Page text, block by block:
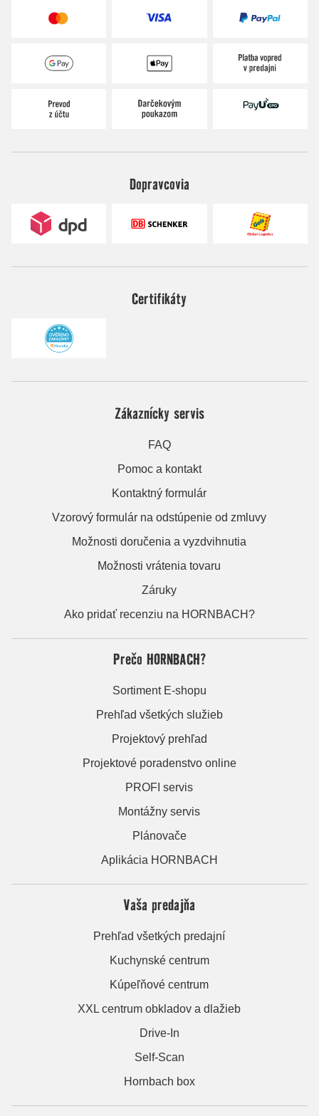
Dopravcovia
Certifikáty
Zákaznícky servis
FAQ
Pomoc a kontakt
Kontaktný formulár
Vzorový formulár na odstúpenie od zmluvy
Možnosti doručenia a vyzdvihnutia
Možnosti vrátenia tovaru
Záruky
Ako pridať recenziu na HORNBACH?
Prečo HORNBACH?
Sortiment E-shopu
Prehľad všetkých služieb
Projektový prehľad
Projektové poradenstvo online
PROFI servis
Montážny servis
Plánovače
Aplikácia HORNBACH
Vaša predajňa
Prehľad všetkých predajní
Kuchynské centrum
Kúpeľňové centrum
XXL centrum obkladov a dlažieb
Drive-In
Self-Scan
Hornbach box